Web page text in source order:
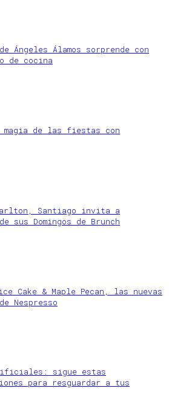
Ángeles Álamos sorprende con
de cocina
magia de las fiestas con
Santiago invita a
sus Domingos de Brunch
Cake & Maple Pecan, las nuevas
Nespresso
sigue estas
para resguardar a tus